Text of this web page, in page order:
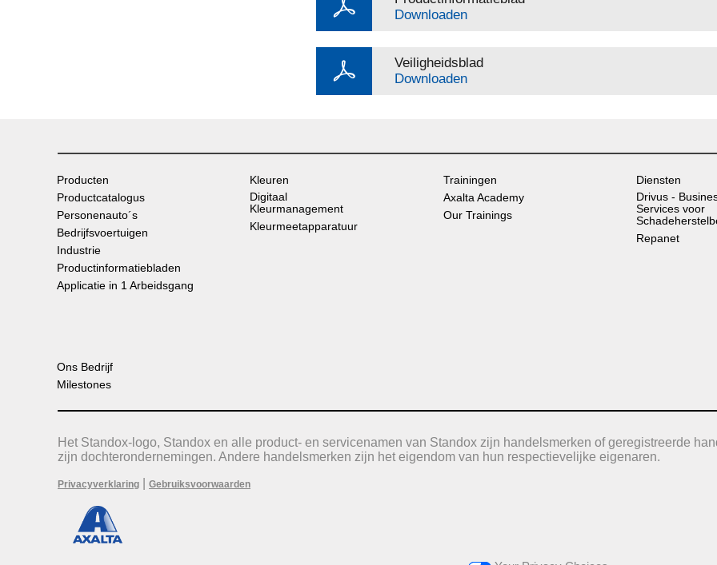
Downloaden
Veiligheidsblad
Downloaden
Producten
Productcatalogus
Personenauto´s
Bedrijfsvoertuigen
Industrie
Productinformatiebladen
Applicatie in 1 Arbeidsgang
Kleuren
Digitaal
Kleurmanagement
Kleurmeetapparatuur
Trainingen
Axalta Academy
Our Trainings
Diensten
Drivus -
Services voor
Repanet
Ons Bedrijf
Milestones
Het Standox-logo, Standox en alle product- en servicenamen van Standox zijn handelsmerken of geregistreerde
zijn dochterondernemingen. Andere handelsmerken zijn het eigendom van hun respectievelijke eigenaren.
Privacyverklaring Gebruiksvoorwaarden